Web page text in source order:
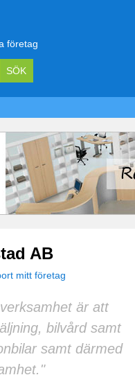
företag
AB
mitt företag
är att
bilvård samt
samt därmed